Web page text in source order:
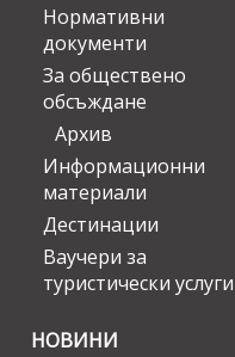
Нормативни
документи
За обществено
обсъждане
Архив
Информационни
материали
Дестинации
Ваучери за
туристически услуги
НОВИНИ